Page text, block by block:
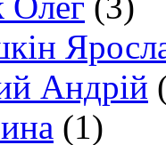
Андрій
(1)